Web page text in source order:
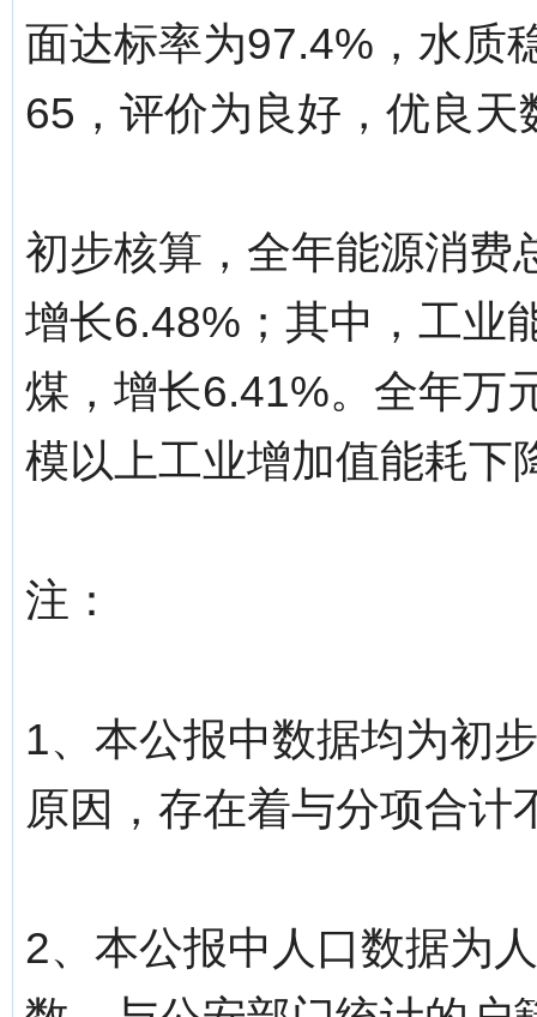
面达标率为97.4%，水质
65，评价为良好，优良
初步核算，全年能源消费
增长6.48%；其中，工业
煤，增长6.41%。全年万
模以上工业增加值能耗下
注：
1、本公报中数据均为初
原因，存在着与分项合计
2、本公报中人口数据为